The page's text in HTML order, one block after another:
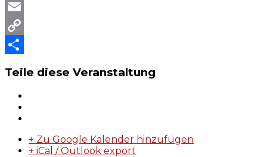
WhatsApp
Email
Copy
Teile diese Veranstaltung
+ Zu Google Kalender hinzufügen
+ iCal / Outlook export